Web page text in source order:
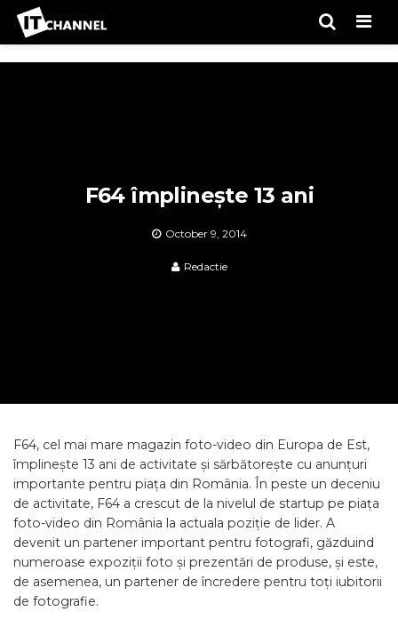
F64 împlinește 13 ani
October 9, 2014
Redactie
F64, cel mai mare magazin foto-video din Europa de Est,
împlinește 13 ani de activitate și sărbătorește cu anunțuri
importante pentru piața din România. În peste un deceniu
de activitate, F64 a crescut de la nivelul de startup pe piața
foto-video din România la actuala poziție de lider. A
devenit un partener important pentru fotografi, găzduind
numeroase expoziții foto și prezentări de produse, și este,
de asemenea, un partener de încredere pentru toți iubitorii
de fotografie.